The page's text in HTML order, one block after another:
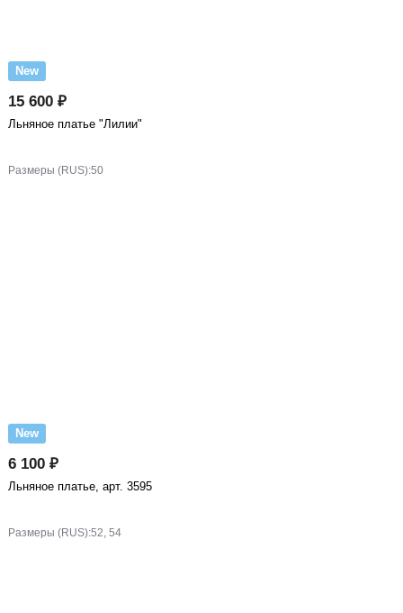
New
15 600 ₽
Льняное платье "Лилии"
Размеры (RUS):50
New
6 100 ₽
Льняное платье, арт. 3595
Размеры (RUS):52, 54